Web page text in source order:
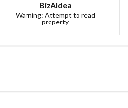
BizAIdea
Warning: Attempt to read
property